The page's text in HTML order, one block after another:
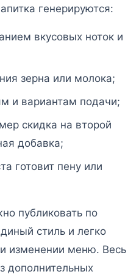
генерируются:
вкусовых ноток и
зерна или молока;
и вариантам подачи;
скидка на второй
добавка;
готовит пену или
публиковать по
стиль и легко
изменении меню. Весь
дополнительных